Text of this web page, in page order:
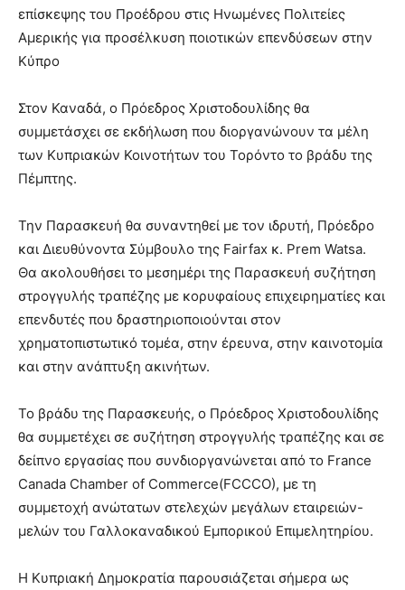
επίσκεψης του Προέδρου στις Ηνωμένες Πολιτείες
Αμερικής για προσέλκυση ποιοτικών επενδύσεων στην
Κύπρο
Στον Καναδά, ο Πρόεδρος Χριστοδουλίδης θα
συμμετάσχει σε εκδήλωση που διοργανώνουν τα μέλη
των Κυπριακών Κοινοτήτων του Τορόντο το βράδυ της
Πέμπτης.
Την Παρασκευή θα συναντηθεί με τον ιδρυτή, Πρόεδρο
και Διευθύνοντα Σύμβουλο της Fairfax κ. Prem Watsa.
Θα ακολουθήσει το μεσημέρι της Παρασκευή συζήτηση
στρογγυλής τραπέζης με κορυφαίους επιχειρηματίες και
επενδυτές που δραστηριοποιούνται στον
χρηματοπιστωτικό τομέα, στην έρευνα, στην καινοτομία
και στην ανάπτυξη ακινήτων.
Το βράδυ της Παρασκευής, ο Πρόεδρος Χριστοδουλίδης
θα συμμετέχει σε συζήτηση στρογγυλής τραπέζης και σε
δείπνο εργασίας που συνδιοργανώνεται από το France
Canada Chamber of Commerce(FCCCO), με τη
συμμετοχή ανώτατων στελεχών μεγάλων εταιρειών-
μελών του Γαλλοκαναδικού Εμπορικού Επιμελητηρίου.
Η Κυπριακή Δημοκρατία παρουσιάζεται σήμερα ως